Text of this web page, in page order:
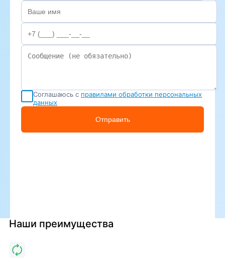
Соглашаюсь с правилами обработки персональных
данных
Отправить
Наши преимущества